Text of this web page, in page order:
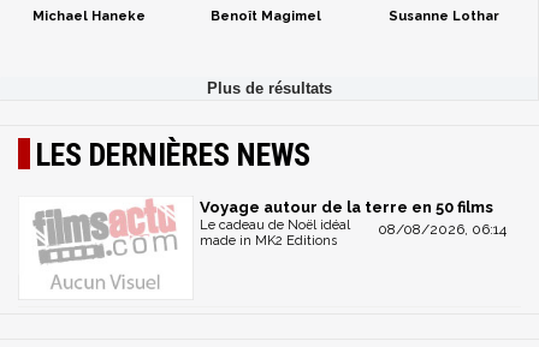
Michael Haneke Benoît Magimel Susanne Lothar
LES DERNIÈRES NEWS
Voyage autour de la terre en 50 films
08/08/2026, 06:14
Le cadeau de Noël idéal
made in MK2 Editions